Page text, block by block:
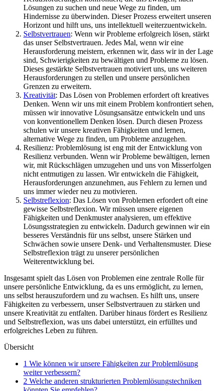
Lösungen zu suchen und neue Wege zu finden, um
Hindernisse zu überwinden. Dieser Prozess erweitert unseren
Horizont und hilft uns, uns intellektuell weiterzuentwickeln.
Selbstvertrauen: Wenn wir Probleme erfolgreich lösen, stärkt
das unser Selbstvertrauen. Jedes Mal, wenn wir eine
Herausforderung meistern, erkennen wir, dass wir in der Lage
sind, Schwierigkeiten zu bewältigen und Probleme zu lösen.
Dieses gestärkte Selbstvertrauen motiviert uns, uns weiteren
Herausforderungen zu stellen und unsere persönlichen
Grenzen zu erweitern.
Kreativität: Das Lösen von Problemen erfordert oft kreatives
Denken. Wenn wir uns mit einem Problem konfrontiert sehen,
müssen wir innovative Lösungsansätze entwickeln und uns
von konventionellem Denken lösen. Durch diesen Prozess
schulen wir unsere kreativen Fähigkeiten und lernen,
alternative Wege zu finden, um Probleme anzugehen.
Resilienz: Problemlösung ist eng mit der Entwicklung von
Resilienz verbunden. Wenn wir Probleme bewältigen, lernen
wir, mit Rückschlägen umzugehen und uns von Misserfolgen
nicht entmutigen zu lassen. Wir entwickeln die Fähigkeit,
Herausforderungen anzunehmen, aus Fehlern zu lernen und
uns immer wieder neu zu motivieren.
Selbstreflexion: Das Lösen von Problemen erfordert oft eine
gewisse Selbstreflexion. Wir müssen unsere eigenen
Fähigkeiten und Denkmuster analysieren, um effektive
Lösungsstrategien zu entwickeln. Dadurch gewinnen wir ein
besseres Verständnis für uns selbst, unsere Stärken und
Schwächen sowie unsere Denk- und Verhaltensmuster. Diese
Selbstreflexion trägt zu unserer persönlichen
Weiterentwicklung bei.
Insgesamt spielt das Lösen von Problemen eine zentrale Rolle für
unsere persönliche Entwicklung, da es uns ermöglicht, zu lernen,
uns selbst herauszufordern und zu wachsen. Es hilft uns, unsere
Fähigkeiten zu verbessern, unser Selbstvertrauen zu stärken und
unsere Kreativität zu entfalten. Darüber hinaus fördert es Resilienz
und Selbstreflexion, was uns dabei unterstützt, ein erfülltes und
erfolgreiches Leben zu führen.
Übersicht
1 Wie können wir unsere Fähigkeiten zur Problemlösung
weiter verbessern?
2 Welche anderen strukturierten Problemlösungstechniken